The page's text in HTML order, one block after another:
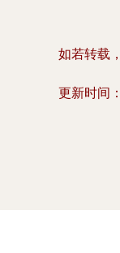
如若转载
更新时间